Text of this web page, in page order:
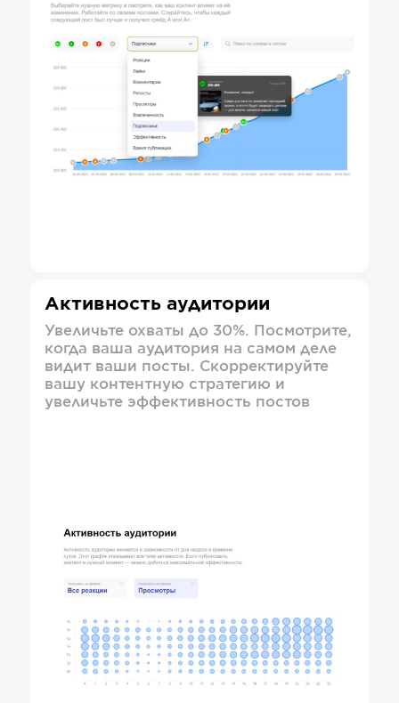
Активность аудитории
Увеличьте охваты до 30%. Посмотрите,
когда ваша аудитория на самом деле
видит ваши посты. Скорректируйте
вашу контентную стратегию и
увеличьте эффективность постов